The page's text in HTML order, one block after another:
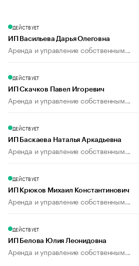
ДЕЙСТВУЕТ
ИП Васильева Дарья Олеговна
Аренда и управление собственным...
ДЕЙСТВУЕТ
ИП Скачков Павел Игоревич
Аренда и управление собственным...
ДЕЙСТВУЕТ
ИП Баскаева Наталья Аркадьевна
Аренда и управление собственным...
ДЕЙСТВУЕТ
ИП Крюков Михаил Константинович
Аренда и управление собственным...
ДЕЙСТВУЕТ
ИП Белова Юлия Леонидовна
Аренда и управление собственным...